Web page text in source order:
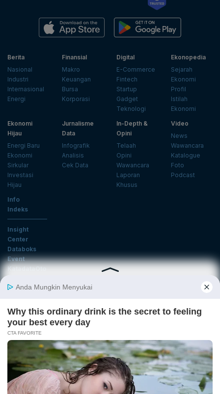
Berita
Nasional
Industri
Internasional
Energi
Finansial
Makro
Keuangan
Bursa
Korporasi
Digital
E-Commerce
Fintech
Startup
Gadget
Teknologi
Ekonopedia
Sejarah
Ekonomi
Profil
Istilah
Ekonomi
Ekonomi
Hijau
Energi Baru
Ekonomi
Sirkular
Investasi
Hijau
Jurnalisme
Data
Infografik
Analisis
Cek Data
In-Depth &
Opini
Telaah
Opini
Wawancara
Laporan
Khusus
Video
News
Wawancara
Katalogue
Foto
Podcast
Info
Indeks
Insight
Center
Databoks
Event
KatadataOto
Email
Daftar
Tentang Katadata Advertising Karier
Pedoman Media Siber
Kebijakan Privasi
Disclaimer Hubungi Kami